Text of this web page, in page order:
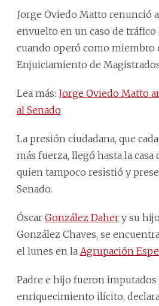
Jorge Oviedo Matto renunció
envuelto en un caso de
cuando operó como miembro
Enjuiciamiento de
Lea más: Jorge Oviedo Matto
al Senado
La presión ciudadana, que
más fuerza, llegó hasta la casa
quien tampoco resistió y
Senado.
Óscar González Daher y su
González Chaves, se
el lunes en la Agrupación
Padre e hijo fueron
enriquecimiento ilícito,